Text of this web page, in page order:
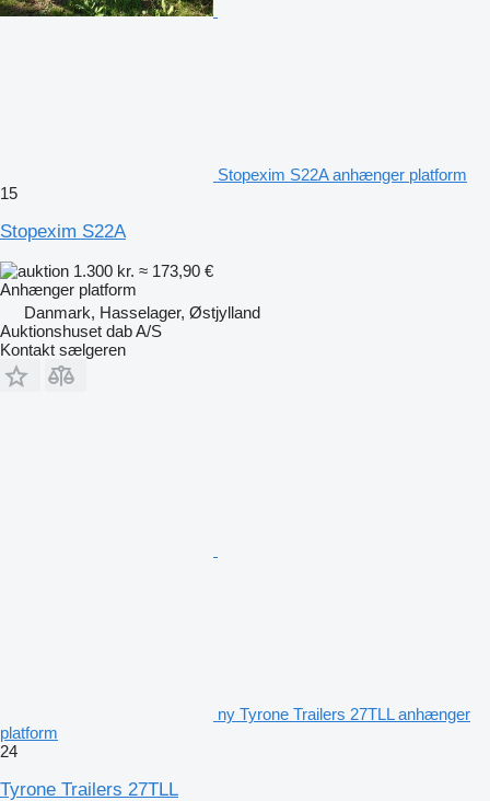
Stopexim S22A anhænger platform
15
Stopexim S22A
1.300 kr. ≈ 173,90 €
Anhænger platform
Danmark, Hasselager, Østjylland
Auktionshuset dab A/S
Kontakt sælgeren
ny Tyrone Trailers 27TLL anhænger
platform
24
Tyrone Trailers 27TLL